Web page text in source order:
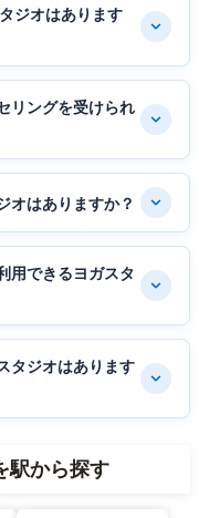
ジオはあります
リングを受けられ
オはありますか？
用できるヨガスタ
タジオはあります
駅から探す